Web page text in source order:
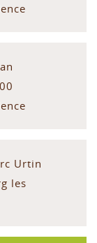
Urtin
les